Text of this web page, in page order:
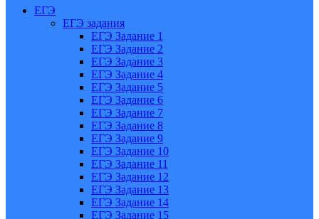
ЕГЭ
ЕГЭ задания
ЕГЭ Задание 1
ЕГЭ Задание 2
ЕГЭ Задание 3
ЕГЭ Задание 4
ЕГЭ Задание 5
ЕГЭ Задание 6
ЕГЭ Задание 7
ЕГЭ Задание 8
ЕГЭ Задание 9
ЕГЭ Задание 10
ЕГЭ Задание 11
ЕГЭ Задание 12
ЕГЭ Задание 13
ЕГЭ Задание 14
ЕГЭ Задание 15